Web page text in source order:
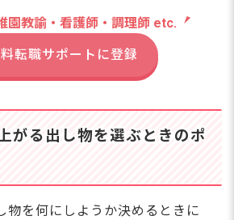
マジックのアイデ
時のポイントを紹
shutterstock.co
園教諭・看護師・調理師 etc.
転職サポートに登録
がる出し物を選ぶときのポ
物を何にしようか決めるときに